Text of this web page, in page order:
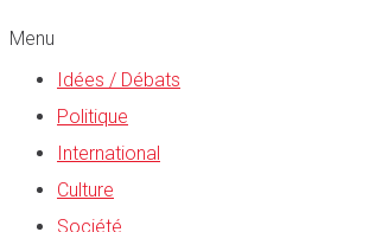
Menu
Idées / Débats
Politique
International
Culture
Société